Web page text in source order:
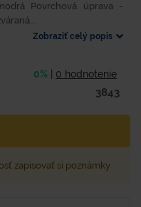
Povrchová úprava -
Zobraziť celý popis
0% 0 hodnotenie
3843
zapisovať si poznámky